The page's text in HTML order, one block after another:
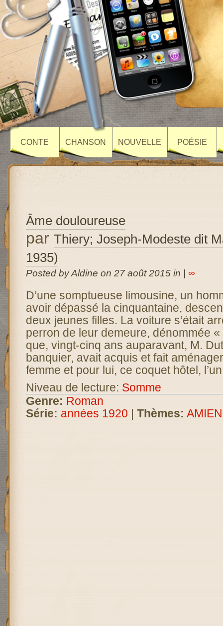
CONTE CHANSON NOUVELLE POÉSIE
Âme douloureuse
par Thiery; Joseph-Modeste dit
1935)
Posted by Aldine on 27 août 2015 in | ∞
D’une somptueuse limousine, un
avoir dépassé la cinquantaine,
deux jeunes filles. La voiture s’était
perron de leur demeure, dénommée «
que, vingt-cinq ans auparavant, M.
banquier, avait acquis et fait
femme et pour lui, ce coquet hôtel,
Niveau de lecture: Somme
Genre: Roman
Série: années 1920 | Thèmes: